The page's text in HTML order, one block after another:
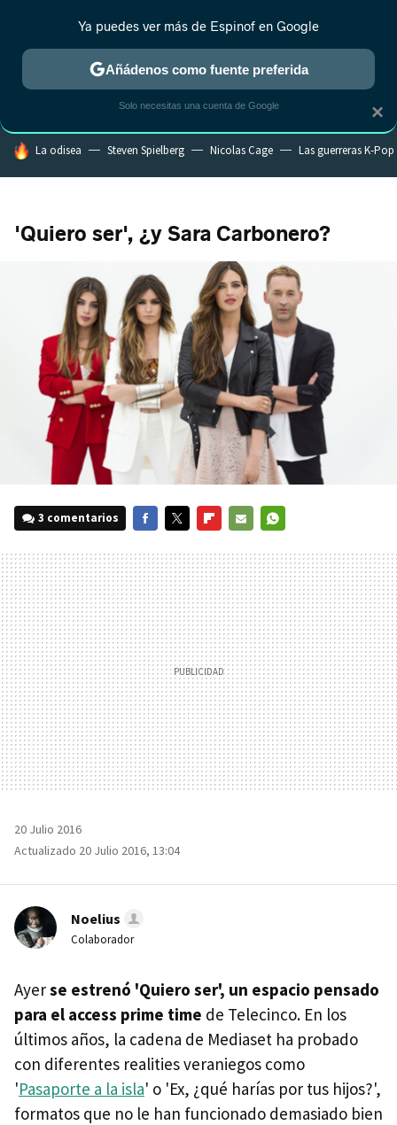
ESTRENOS REALITY ANIME RANKINGS CINE
HOY SE HABLA DE
La odisea Steven Spielberg Nicolas Cage Las guerreras K-Pop
'Quiero ser', ¿y Sara Carbonero?
3 comentarios
MAIL
20 Julio 2016
Actualizado 20 Julio 2016, 13:04
Noelius
Colaborador
Ayerse estrenó 'Quiero ser', un espacio pensado
para el access prime time de Telecinco. En los
últimos años, la cadena de Mediaset ha probado
con diferentes realities veraniegos como
'Pasaporte a la isla' o 'Ex, ¿qué harías por tus hijos?',
formatos que no le han funcionado demasiado bien
×
Ya puedes ver más de Espinof en Google
Añádenos como fuente preferida
Solo necesitas una cuenta de Google